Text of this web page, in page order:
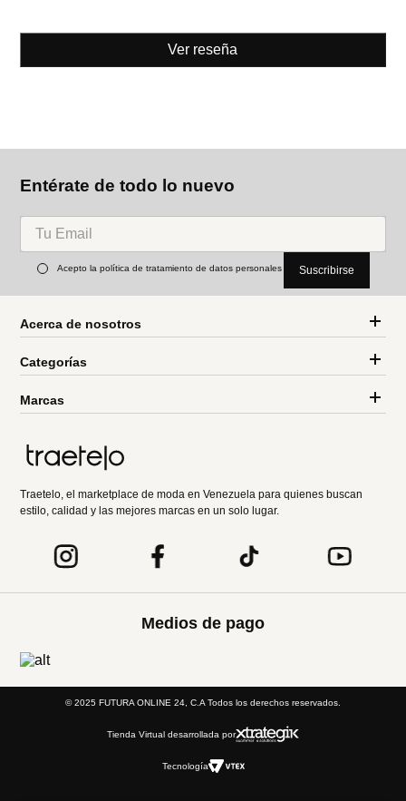
Ver reseña
Entérate de todo lo nuevo
Acepto la política de tratamiento de datos personales Suscribirse
Acerca de nosotros
Categorías
Marcas
Traetelo, el marketplace de moda en Venezuela para quienes buscan
estilo, calidad y las mejores marcas en un solo lugar.
Medios de pago
© 2025 FUTURA ONLINE 24, C.A Todos los derechos reservados.
Tienda Virtual desarrollada por
Tecnología